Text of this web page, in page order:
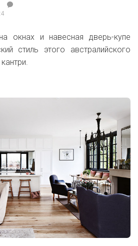
окнах и навесная дверь-купе
стиль этого австралийского